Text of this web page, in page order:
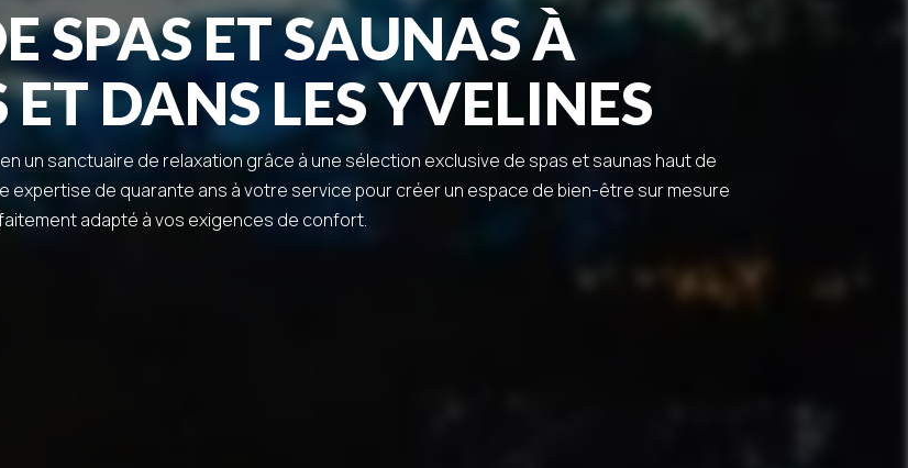
SPAS ET SAUNAS À
DANS LES YVELINES
un sanctuaire de relaxation grâce à une sélection exclusive de spas et saunas haut de
expertise de quarante ans à votre service pour créer un espace de bien-être sur mesure
adapté à vos exigences de confort.